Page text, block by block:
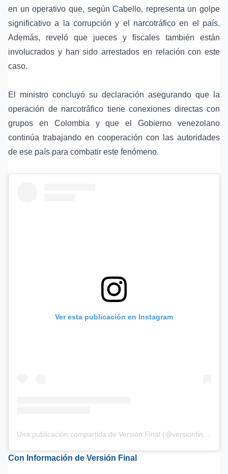
en un operativo que, según Cabello, representa un golpe
significativo a la corrupción y el narcotráfico en el país.
Además, reveló que jueces y fiscales también están
involucrados y han sido arrestados en relación con este
caso.
El ministro concluyó su declaración asegurando que la
operación de narcotráfico tiene conexiones directas con
grupos en Colombia y que el Gobierno venezolano
continúa trabajando en cooperación con las autoridades
de ese país para combatir este fenómeno.
Ver esta publicación en Instagram
Una publicación compartida de Versión Final (@versionfinalweb)
Con Información de Versión Final